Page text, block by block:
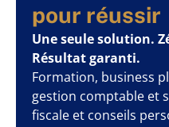
pour réussir
Une seule solution.
Résultat garanti.
Formation, business
gestion comptable et
fiscale et conseils